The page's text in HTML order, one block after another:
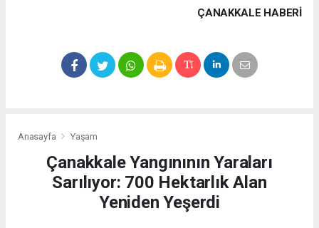
ÇANAKKALE HABERİ
Anasayfa Yaşam
Çanakkale Yangınının Yaraları
Sarılıyor: 700 Hektarlık Alan
Yeniden Yeşerdi